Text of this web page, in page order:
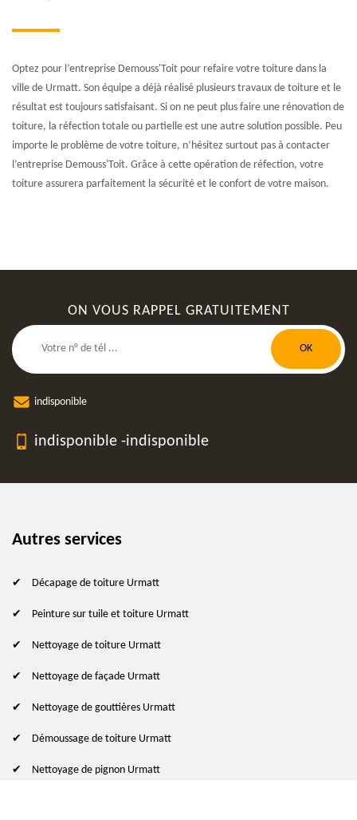
Optez pour l’entreprise Demouss'Toit pour refaire votre toiture dans la
ville de Urmatt. Son équipe a déjà réalisé plusieurs travaux de toiture et le
résultat est toujours satisfaisant. Si on ne peut plus faire une rénovation de
toiture, la réfection totale ou partielle est une autre solution possible. Peu
importe le problème de votre toiture, n’hésitez surtout pas à contacter
l’entreprise Demouss'Toit. Grâce à cette opération de réfection, votre
toiture assurera parfaitement la sécurité et le confort de votre maison.
ON VOUS RAPPEL GRATUITEMENT
indisponible
indisponible -indisponible
Autres services
Décapage de toiture Urmatt
Peinture sur tuile et toiture Urmatt
Nettoyage de toiture Urmatt
Nettoyage de façade Urmatt
Nettoyage de gouttières Urmatt
Démoussage de toiture Urmatt
Nettoyage de pignon Urmatt